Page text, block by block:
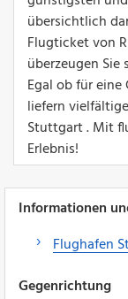
übersichtlich
Flugticket von
überzeugen
Egal ob für
liefern
Stuttgart . Mit
Erlebnis!
Informationen
Flughafen
Gegenrichtung